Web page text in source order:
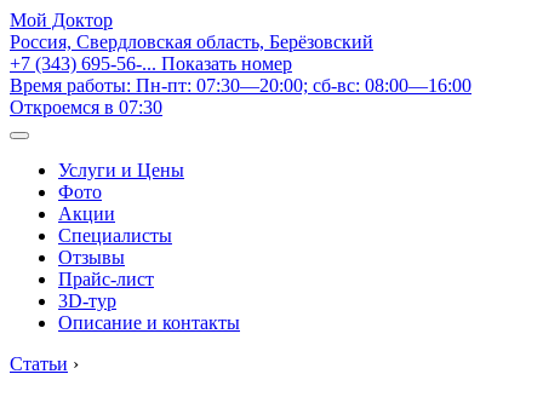
Мой Доктор
Россия, Свердловская область, Берёзовский
+7 (343) 695-56-... Показать номер
Время работы: Пн-пт: 07:30—20:00; сб-вс: 08:00—16:00
Откроемся в 07:30
Услуги и Цены
Фото
Акции
Специалисты
Отзывы
Прайс-лист
3D-тур
Описание и контакты
Статьи ›